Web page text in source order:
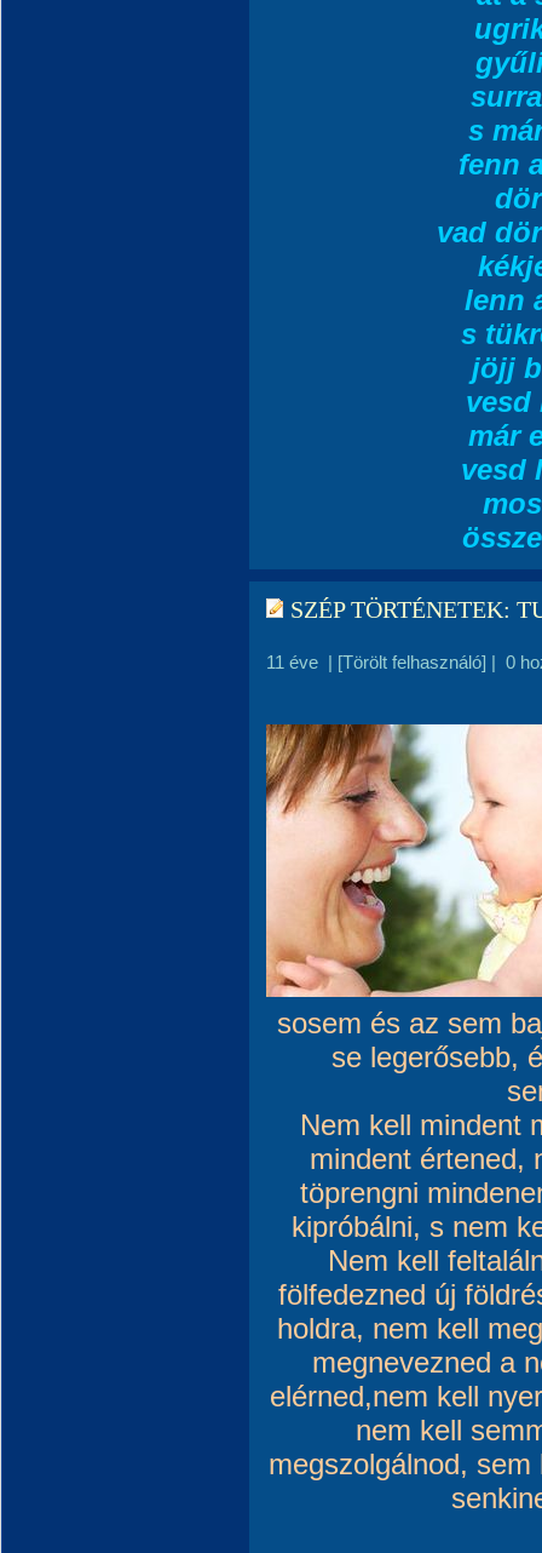
s
fenn
vad
lenn
s
jöjj
vesd
már
vesd
SZÉP TÖRTÉNETEK:
11 éve | [Törölt felhasználó] | 0
sosem és az sem
se legerősebb,
Nem kell mindent
mindent értened,
töprengni
kipróbálni, s nem
Nem kell
fölfedezned új
holdra, nem kell
megnevezned a
elérned,nem kell
nem kell
megszolgálnod,